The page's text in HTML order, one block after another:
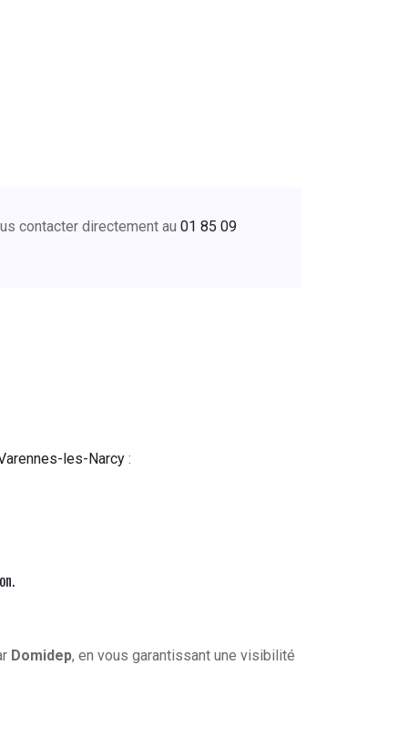
contacter directement au 01 85 09
les-Narcy :
Domidep, en vous garantissant une visibilité